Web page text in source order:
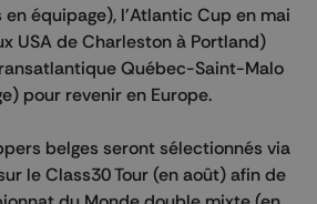
équipage), l'Atlantic Cup en mai
USA de Charleston à Portland)
Québec-Saint-Malo
pour revenir en Europe.
belges seront sélectionnés via
le Class30 Tour (en août) afin de